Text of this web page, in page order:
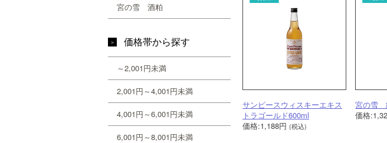
宮の雪 酒粕
価格帯から探す
～2,001円未満
2,001円～4,001円未満
4,001円～6,001円未満
6,001円～8,001円未満
サンピースウィスキーエキス
トラゴールド600ml
価格:1,188円 (税込)
宮の雪
価格